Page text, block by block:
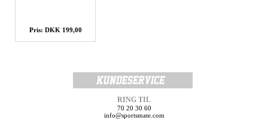
Pris: DKK 199,00
RING TIL
70 20 30 60
info@sportsmate.com